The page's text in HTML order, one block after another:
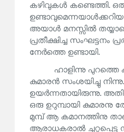
കഴിവുകൾ കണ്ടെത്തി.
അയാൾ മനസ്സിൽ
പ്രതീക്ഷിച്ച സംഘട്ടനം
നേർത്തെ ഉണ്ടായി.
ഹാളിന്നു പുറത്തെ
കുമാരൻ സംശയിച്ചു
ഉയർന്നതായിരുന്നു.
ഒരു ഉറുമ്പായി കുമാരനു
മുമ്പ് ആ കമാനത്തിനു
ആരാധകരാൽ ചുറ്റപ്പെട്ടു